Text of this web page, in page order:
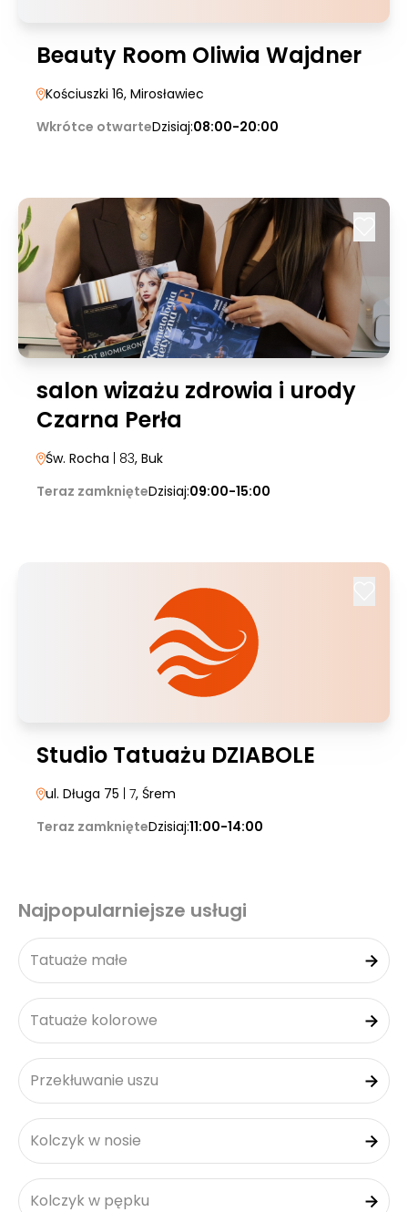
Beauty Room Oliwia Wajdner
Kościuszki 16, Mirosławiec
Wkrótce otwarteDzisiaj:08:00-20:00
salon wizażu zdrowia i urody
Czarna Perła
Św. Rocha | 83, Buk
Teraz zamknięteDzisiaj:09:00-15:00
Studio Tatuażu DZIABOLE
ul. Długa 75 | 7, Śrem
Teraz zamknięteDzisiaj:11:00-14:00
Najpopularniejsze usługi
Tatuaże małe
Tatuaże kolorowe
Przekłuwanie uszu
Kolczyk w nosie
Kolczyk w pępku